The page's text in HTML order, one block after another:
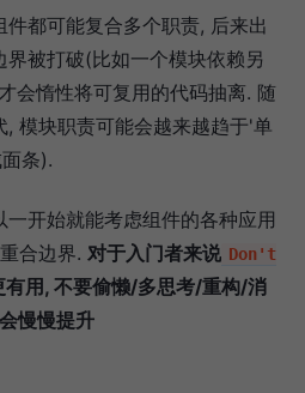
都可能复合多个职责, 后来出
被打破(比如一个模块依赖另
会惰性将可复用的代码抽离. 随
模块职责可能会越来越趋于'单
条).
开始就能考虑组件的各种应用
合边界. 对于入门者来说 Don't
有用, 不要偷懒/多思考/重构/消
慢慢提升